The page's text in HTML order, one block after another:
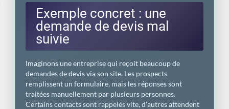
Exemple concret : une
demande de devis mal
suivie
Imaginons une entreprise qui reçoit beaucoup de
demandes de devis via son site. Les prospects
remplissent un formulaire, mais les réponses sont
traitées manuellement par plusieurs personnes.
Certains contacts sont rappelés vite, d'autres attendent